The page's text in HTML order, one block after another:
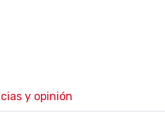
y opinión